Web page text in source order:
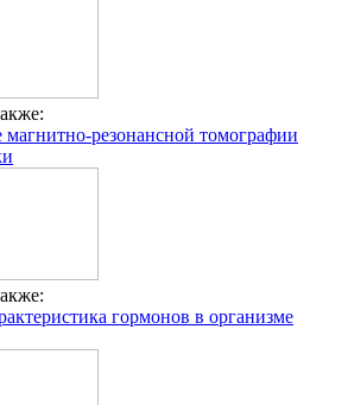
резонансной томографии
гормонов в организме